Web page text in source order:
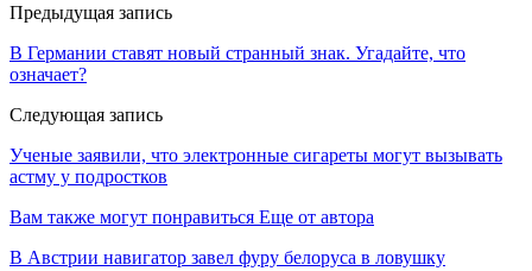
Предыдущая запись
В Германии ставят новый странный знак. Угадайте, что
означает?
Следующая запись
Ученые заявили, что электронные сигареты могут вызывать
астму у подростков
Вам также могут понравиться Еще от автора
В Австрии навигатор завел фуру белоруса в ловушку